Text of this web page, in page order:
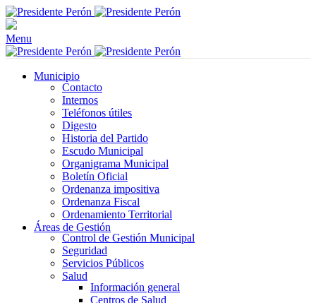
Menu
Municipio
Contacto
Internos
Teléfonos útiles
Digesto
Historia del Partido
Escudo Municipal
Organigrama Municipal
Boletín Oficial
Ordenanza impositiva
Ordenanza Fiscal
Ordenamiento Territorial
Áreas de Gestión
Control de Gestión Municipal
Seguridad
Servicios Públicos
Salud
Información general
Centros de Salud